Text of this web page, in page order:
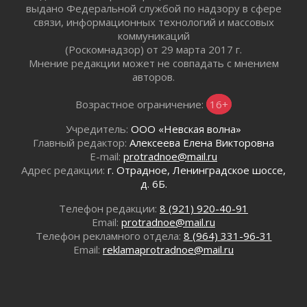
01 августа 2026
Все силы в кулак
01 августа 2026
Айда на пляж!
01 августа 2026
Пик топливного кризиса в регионе прошёл
31 июля 2026
О мужестве, долге и стойкости
31 июля 2026
31 июля 2026
Маршрутами будущего — к заветной цели
31 июля 2026
выдано Федеральной службой по надзору в сфере
связи, информационных технологий и массовых
коммуникаций
(Роскомнадзор) от 29 марта 2017 г.
Мнение редакции может не совпадать с мнением
авторов.
Возрастное ограничение: 16+
Учредитель: ООО «Невская волна»
Главный редактор: Алексеева Елена Викторовна
E-mail: protradnoe@mail.ru
Адрес редакции: г. Отрадное, Ленинградское шоссе,
д. 6Б.
Телефон редакции: 8 (921) 920-40-91
Email: protradnoe@mail.ru
Телефон рекламного отдела: 8 (964) 331-96-31
Email: reklamaprotradnoe@mail.ru